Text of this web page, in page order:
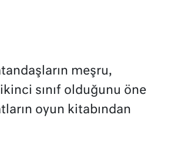
meşru,
ikinci sınıf olduğunu öne
oyun kitabından